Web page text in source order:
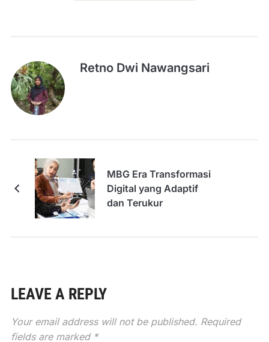
Retno Dwi Nawangsari
MBG Era Transformasi
Digital yang Adaptif
dan Terukur
LEAVE A REPLY
Your email address will not be published. Required
fields are marked *